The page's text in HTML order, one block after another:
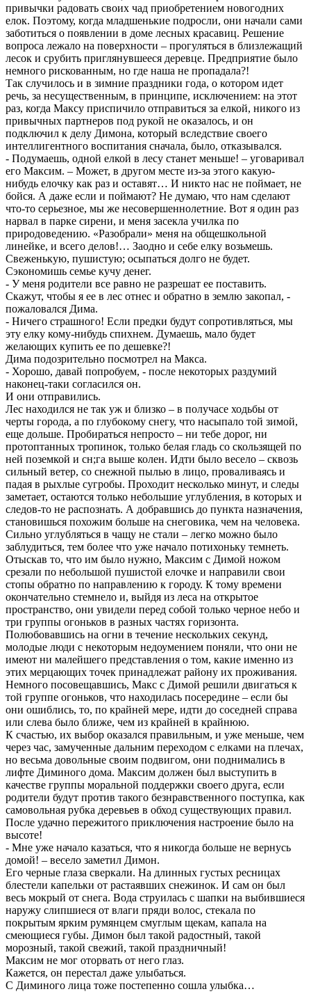
привычки радовать своих чад приобретением новогодних
елок. Поэтому, когда младшенькие подросли, они начали сами
заботиться о появлении в доме лесных красавиц. Решение
вопроса лежало на поверхности – прогуляться в близлежащий
лесок и срубить приглянувшееся деревце. Предприятие было
немного рискованным, но где наша не пропадала?!
Так случилось и в зимние праздники года, о котором идет
речь, за несущественным, в принципе, исключением: на этот
раз, когда Максу приспичило отправиться за елкой, никого из
привычных партнеров под рукой не оказалось, и он
подключил к делу Димона, который вследствие своего
интеллигентного воспитания сначала, было, отказывался.
- Подумаешь, одной елкой в лесу станет меньше! – уговаривал
его Максим. – Может, в другом месте из-за этого какую-
нибудь елочку как раз и оставят… И никто нас не поймает, не
бойся. А даже если и поймают? Не думаю, что нам сделают
что-то серьезное, мы же несовершеннолетние. Вот я один раз
нарвал в парке сирени, и меня засекла училка по
природоведению. «Разобрали» меня на общешкольной
линейке, и всего делов!… Заодно и себе елку возьмешь.
Свеженькую, пушистую; осыпаться долго не будет.
Сэкономишь семье кучу денег.
- У меня родители все равно не разрешат ее поставить.
Скажут, чтобы я ее в лес отнес и обратно в землю закопал, -
пожаловался Дима.
- Ничего страшного! Если предки будут сопротивляться, мы
эту елку кому-нибудь спихнем. Думаешь, мало будет
желающих купить ее по дешевке?!
Дима подозрительно посмотрел на Макса.
- Хорошо, давай попробуем, - после некоторых раздумий
наконец-таки согласился он.
И они отправились.
Лес находился не так уж и близко – в получасе ходьбы от
черты города, а по глубокому снегу, что насыпало той зимой,
еще дольше. Пробираться непросто – ни тебе дорог, ни
протоптанных тропинок, только белая гладь со скользящей по
ней поземкой и сн;га выше колен. Идти было весело – сквозь
сильный ветер, со снежной пылью в лицо, проваливаясь и
падая в рыхлые сугробы. Проходит несколько минут, и следы
заметает, остаются только небольшие углубления, в которых и
следов-то не распознать. А добравшись до пункта назначения,
становишься похожим больше на снеговика, чем на человека.
Сильно углубляться в чащу не стали – легко можно было
заблудиться, тем более что уже начало потихоньку темнеть.
Отыскав то, что им было нужно, Максим с Димой ножом
срезали по небольшой пушистой елочке и направили свои
стопы обратно по направлению к городу. К тому времени
окончательно стемнело и, выйдя из леса на открытое
пространство, они увидели перед собой только черное небо и
три группы огоньков в разных частях горизонта.
Полюбовавшись на огни в течение нескольких секунд,
молодые люди с некоторым недоумением поняли, что они не
имеют ни малейшего представления о том, какие именно из
этих мерцающих точек принадлежат району их проживания.
Немного посовещавшись, Макс с Димой решили двигаться к
той группе огоньков, что находилась посередине – если бы
они ошиблись, то, по крайней мере, идти до соседней справа
или слева было ближе, чем из крайней в крайнюю.
К счастью, их выбор оказался правильным, и уже меньше, чем
через час, замученные дальним переходом с елками на плечах,
но весьма довольные своим подвигом, они поднимались в
лифте Диминого дома. Максим должен был выступить в
качестве группы моральной поддержки своего друга, если
родители будут против такого безнравственного поступка, как
самовольная рубка деревьев в обход существующих правил.
После удачно пережитого приключения настроение было на
высоте!
- Мне уже начало казаться, что я никогда больше не вернусь
домой! – весело заметил Димон.
Его черные глаза сверкали. На длинных густых ресницах
блестели капельки от растаявших снежинок. И сам он был
весь мокрый от снега. Вода струилась с шапки на выбившиеся
наружу слипшиеся от влаги пряди волос, стекала по
покрытым ярким румянцем смуглым щекам, капала на
смеющиеся губы. Димон был такой радостный, такой
морозный, такой свежий, такой праздничный!
Максим не мог оторвать от него глаз.
Кажется, он перестал даже улыбаться.
С Диминого лица тоже постепенно сошла улыбка…